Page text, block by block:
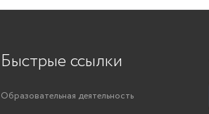
Быстрые ссылки
Образовательная деятельность